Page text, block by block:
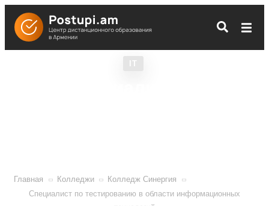
IT
Главная Колледжи
Колледж Синергия
Специалист по тестированию в области информационных